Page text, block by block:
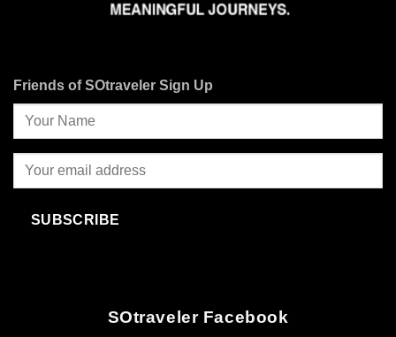
Friends of SOtraveler Sign Up
SUBSCRIBE
SOtraveler Facebook